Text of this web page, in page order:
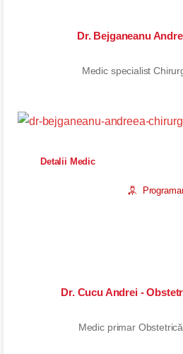
Dr. Bejganeanu
Medic specialist
Detalii Medic
Dr. Cucu Andrei -
Medic primar